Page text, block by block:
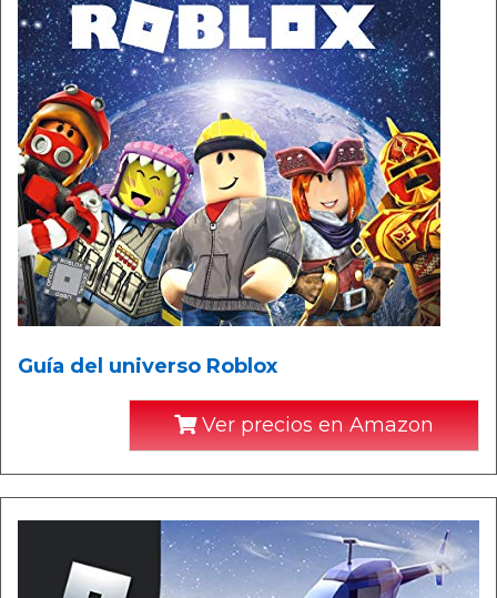
Guía del universo Roblox
Ver precios en Amazon